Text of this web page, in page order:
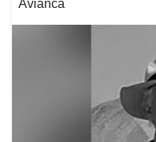
Avianca